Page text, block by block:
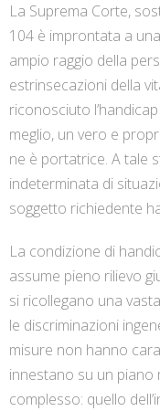
La Suprema Corte,
104 è improntata a
ampio raggio della
estrinsecazioni della
riconosciuto
meglio, un vero e
ne è portatrice. A tale
indeterminata di
soggetto richiedente
La condizione di
assume pieno rilievo
si ricollegano una
le discriminazioni
misure non hanno
innestano su un
complesso: quello